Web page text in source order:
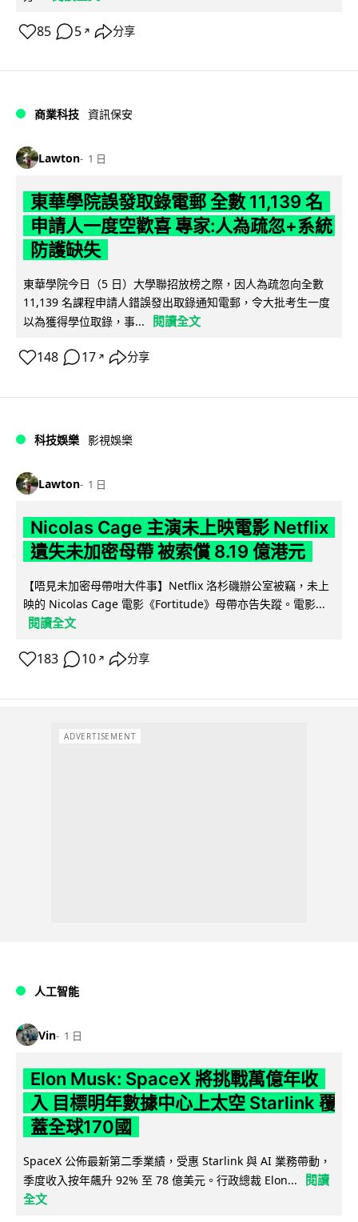
85 5 ↗ 分享
商業科技 資訊保安
Lawton 1 日
東華學院誤發取錄電郵 全數 11,139 名
申請人一度空歡喜 專家:人為疏忽+系統
防護缺失
東華學院今日（5 日）大學聯招放榜之際，因人為疏忽向全數
11,139 名課程申請人錯誤發出取錄通知電郵，令大批考生一度
以為獲得學位取錄，事...
閱讀全文
148 17 ↗ 分享
科技娛樂 影視娛樂
Lawton 1 日
Nicolas Cage 主演未上映電影 Netflix
遺失未加密母帶 被索償 8.19 億港元
【唔見未加密母帶咁大件事】Netflix 洛杉磯辦公室被竊，未上
映的 Nicolas Cage 電影《Fortitude》母帶亦告失蹤。電影...
閱讀全文
183 10 ↗ 分享
ADVERTISEMENT
人工智能
Vin 1 日
Elon Musk: SpaceX 將挑戰萬億年收
入 目標明年數據中心上太空 Starlink 覆
蓋全球170國
SpaceX 公佈最新第二季業績，受惠 Starlink 與 AI 業務帶動，
季度收入按年飆升 92% 至 78 億美元。行政總裁 Elon...
閱讀
全文